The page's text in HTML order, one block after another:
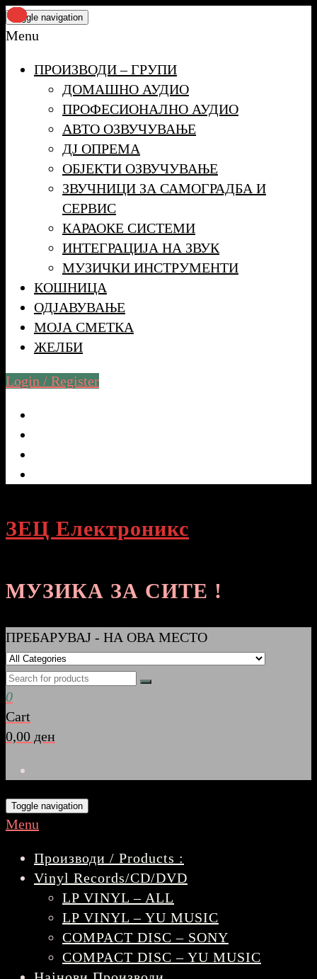
Skip
to
content
Toggle navigation
Menu
ПРОИЗВОДИ – ГРУПИ
ДОМАШНО АУДИО
ПРОФЕСИОНАЛНО АУДИО
АВТО ОЗВУЧУВАЊЕ
ДЈ ОПРЕМА
ОБЈЕКТИ ОЗВУЧУВАЊЕ
ЗВУЧНИЦИ ЗА САМОГРАДБА И
СЕРВИС
КАРАОКЕ СИСТЕМИ
ИНТЕГРАЦИЈА НА ЗВУК
МУЗИЧКИ ИНСТРУМЕНТИ
КОШНИЦА
ОДЈАВУВАЊЕ
МОЈА СМЕТКА
ЖЕЛБИ
Login / Register
ЗЕЦ Електроникс
МУЗИКА ЗА СИТЕ !
ПРЕБАРУВАЈ - НА ОВА МЕСТО
0
Cart
0,00 ден
Toggle navigation
Menu
Производи / Products :
Vinyl Records/CD/DVD
LP VINYL – ALL
LP VINYL – YU MUSIC
COMPACT DISC – SONY
COMPACT DISC – YU MUSIC